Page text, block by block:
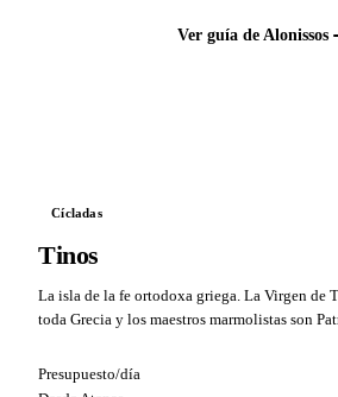
Ver guía de Alonissos
Cícladas
Tinos
La isla de la fe ortodoxa griega. La Virgen de
toda Grecia y los maestros marmolistas son
Presupuesto/día